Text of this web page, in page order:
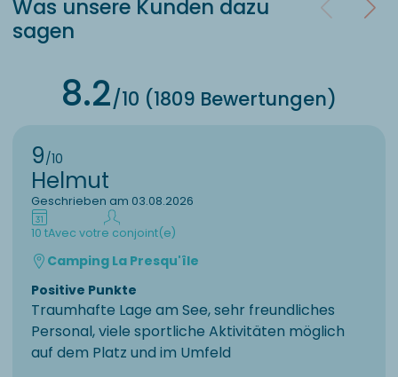
Was unsere Kunden dazu
sagen
8.2/10 (1809 Bewertungen)
9/10
Helmut
Geschrieben am 03.08.2026
10 tAvec votre conjoint(e)
Camping La Presqu'île
Positive Punkte
Traumhafte Lage am See, sehr freundliches
Personal, viele sportliche Aktivitäten möglich
auf dem Platz und im Umfeld